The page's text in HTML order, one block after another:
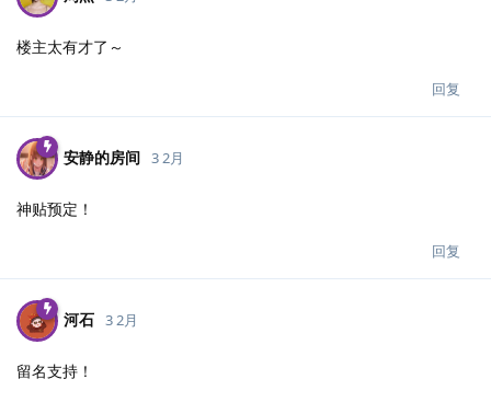
楼主太有才了～
回复
安静的房间 3 2月
神贴预定！
回复
河石 3 2月
留名支持！